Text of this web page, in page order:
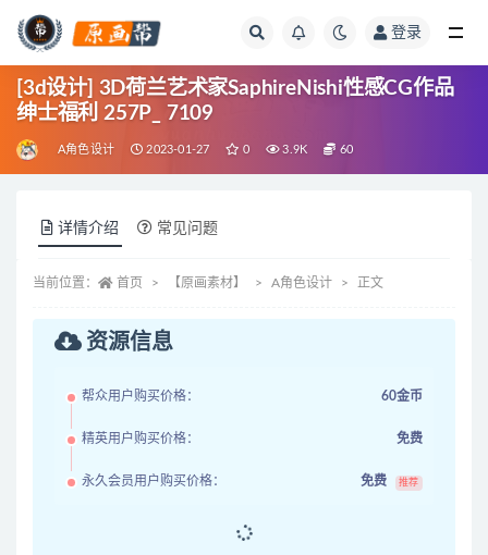
登录
[3d设计] 3D荷兰艺术家SaphireNishi性感CG作品
绅士福利 257P_ 7109
A角色设计 2023-01-27 0 3.9K 60
详情介绍 常见问题
当前位置： 首页 【原画素材】 A角色设计 正文
资源信息
帮众用户购买价格： 60金币
精英用户购买价格： 免费
永久会员用户购买价格： 免费 推荐